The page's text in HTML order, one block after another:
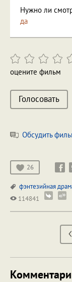
Нужно ли
да
оцените фильм
Голосовать
Обсудить
26
фэнтезийная
114841